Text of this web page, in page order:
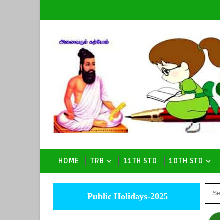
HOME TRB 11TH STD 10TH STD
Public Holidays-2025